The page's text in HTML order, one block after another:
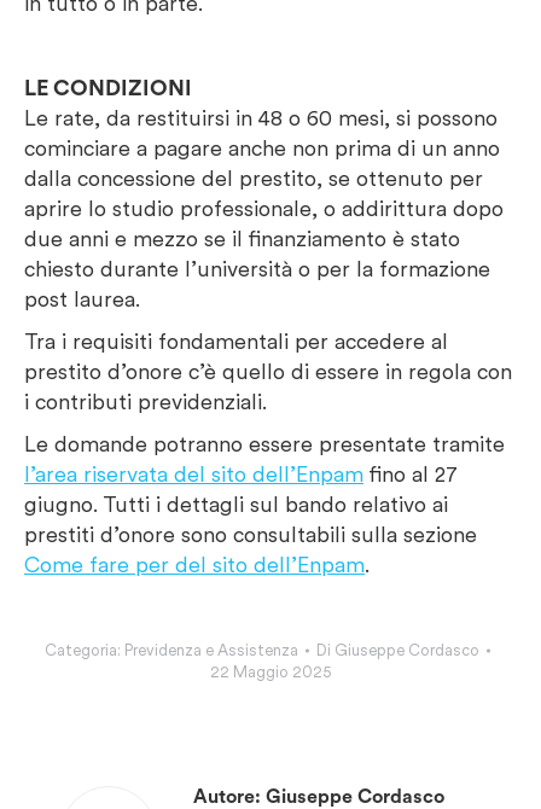
LE CONDIZIONI
Le rate, da restituirsi in 48 o 60 mesi, si possono
cominciare a pagare anche non prima di un anno
dalla concessione del prestito, se ottenuto per
aprire lo studio professionale, o addirittura dopo
due anni e mezzo se il finanziamento è stato
chiesto durante l’università o per la formazione
post laurea.
Tra i requisiti fondamentali per accedere al
prestito d’onore c’è quello di essere in regola con
i contributi previdenziali.
Le domande potranno essere presentate tramite
l’area riservata del sito dell’Enpam fino al 27
giugno. Tutti i dettagli sul bando relativo ai
prestiti d’onore sono consultabili sulla sezione
Come fare per del sito dell’Enpam.
Categoria: Previdenza e Assistenza Di Giuseppe Cordasco
22 Maggio 2025
Autore: Giuseppe Cordasco